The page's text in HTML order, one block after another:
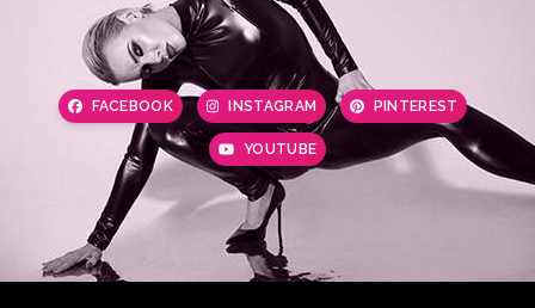
FACEBOOK INSTAGRAM PINTEREST
YOUTUBE